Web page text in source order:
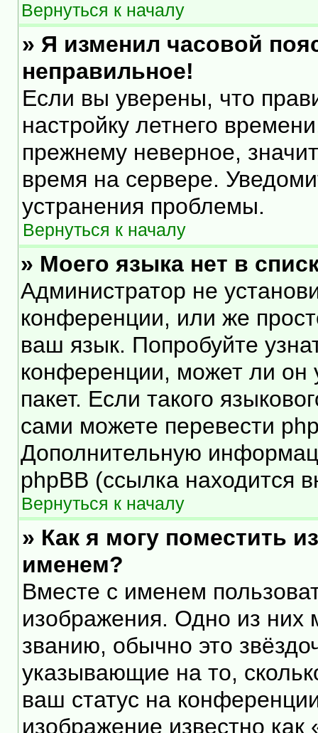
Вернуться к началу
» Я изменил часовой
неправильное!
Если вы уверены, что
настройку летнего
прежнему неверное,
время на сервере.
устранения проблемы.
Вернуться к началу
» Моего языка нет в
Администратор не
конференции, или же
ваш язык. Попробуйте
конференции, может ли он
пакет. Если такого
сами можете перевести
Дополнительную
phpBB (ссылка находится
Вернуться к началу
» Как я могу поместить
именем?
Вместе с именем
изображения. Одно из них
званию, обычно это
указывающие на то,
ваш статус на
изображение известно